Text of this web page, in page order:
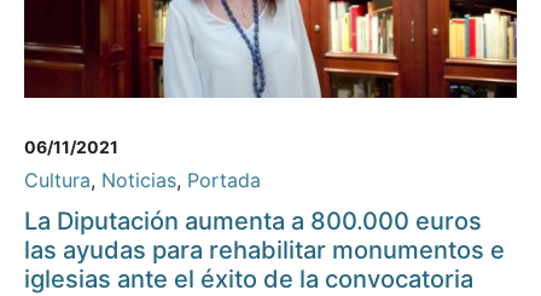
06/11/2021
Cultura, Noticias, Portada
La Diputación aumenta a 800.000 euros
las ayudas para rehabilitar monumentos e
iglesias ante el éxito de la convocatoria